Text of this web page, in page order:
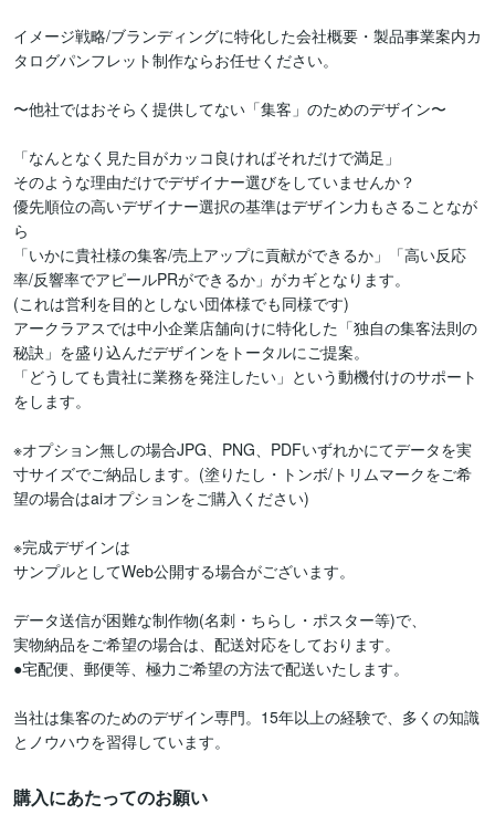
イメージ戦略/ブランディングに特化した会社概要・製品事業案内カ
タログパンフレット制作ならお任せください。
〜他社ではおそらく提供してない「集客」のためのデザイン〜
「なんとなく見た目がカッコ良ければそれだけで満足」
そのような理由だけでデザイナー選びをしていませんか？
優先順位の高いデザイナー選択の基準はデザイン力もさることなが
ら
「いかに貴社様の集客/売上アップに貢献ができるか」「高い反応
率/反響率でアピールPRができるか」がカギとなります。
(これは営利を目的としない団体様でも同様です)
アークラアスでは中小企業店舗向けに特化した「独自の集客法則の
秘訣」を盛り込んだデザインをトータルにご提案。
「どうしても貴社に業務を発注したい」という動機付けのサポート
をします。
※オプション無しの場合JPG、PNG、PDFいずれかにてデータを実
寸サイズでご納品します。(塗りたし・トンボ/トリムマークをご希
望の場合はaiオプションをご購入ください)
※完成デザインは
サンプルとしてWeb公開する場合がございます。
データ送信が困難な制作物(名刺・ちらし・ポスター等)で、
実物納品をご希望の場合は、配送対応をしております。
●宅配便、郵便等、極力ご希望の方法で配送いたします。
当社は集客のためのデザイン専門。15年以上の経験で、多くの知識
とノウハウを習得しています。
購入にあたってのお願い